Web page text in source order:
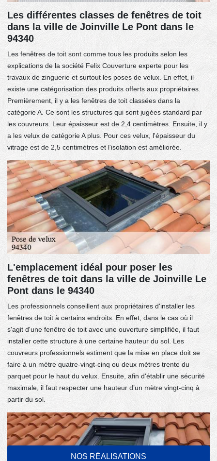
NOS RÉALISATIONS
Les différentes classes de fenêtres de toit
dans la ville de Joinville Le Pont dans le
94340
Les fenêtres de toit sont comme tous les produits selon les
explications de la société Felix Couverture experte pour les
travaux de zinguerie et surtout les poses de velux. En effet, il
existe une catégorisation des produits offerts aux propriétaires.
Premièrement, il y a les fenêtres de toit classées dans la
catégorie A. Ce sont les structures qui sont jugées standard par
les couvreurs. Leur épaisseur est de 2,4 centimètres. Ensuite, il y
a les velux de catégorie A plus. Pour ces velux, l'épaisseur du
vitrage est de 2,5 centimètres et l'isolation est améliorée.
L'emplacement idéal pour poser les
fenêtres de toit dans la ville de Joinville Le
Pont dans le 94340
Les professionnels conseillent aux propriétaires d'installer les
fenêtres de toit à certains endroits. En effet, dans le cas où il
s'agit d'une fenêtre de toit avec une ouverture simplifiée, il faut
installer cette structure à une certaine hauteur du sol. Les
couvreurs professionnels estiment que la mise en place doit se
faire à un mètre quatre-vingt-cinq ou deux mètres trente du
parquet pour le haut du velux. Ensuite, afin d'établir une sécurité
maximale, il faut respecter une hauteur d’un mètre vingt-cinq à
partir du sol.